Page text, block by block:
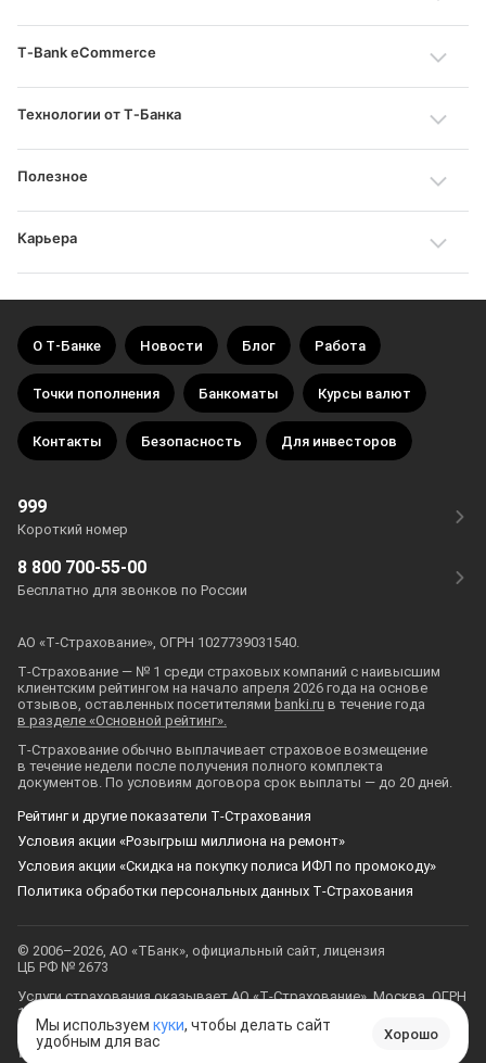
Мы используем куки, чтобы делать сайт
удобным для вас
Хорошо
T‑Bank eCommerce
Технологии от Т‑Банка
Полезное
Карьера
О Т‑Банке Новости Блог Работа
Точки пополнения Банкоматы Курсы валют
Контакты Безопасность Для инвесторов
999
Короткий номер
8 800 700-55-00
Бесплатно для звонков по России
АО «Т‑Страхование», ОГРН 1027739031540.
Т‑Страхование — № 1 среди страховых компаний с наивысшим
клиентским рейтингом на начало апреля 2026 года на основе
отзывов, оставленных посетителями banki.ru в течение года
в разделе «Основной рейтинг».
Т‑Страхование обычно выплачивает страховое возмещение
в течение недели после получения полного комплекта
документов. По условиям договора срок выплаты — до 20 дней.
Рейтинг и другие показатели Т‑Страхования
Условия акции «Розыгрыш миллиона на ремонт»
Условия акции «Скидка на покупку полиса ИФЛ по промокоду»
Политика обработки персональных данных Т‑Страхования
© 2006–2026, АО «ТБанк», официальный сайт, лицензия
ЦБ РФ № 2673
Услуги страхования оказываетАО «Т‑Страхование», Москва, ОГРН
1027739031540